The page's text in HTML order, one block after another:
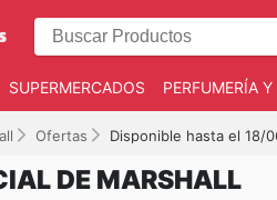
SUPERMERCADOS PERFUMERÍA
Ofertas Disponible hasta el 18/
DE MARSHALL